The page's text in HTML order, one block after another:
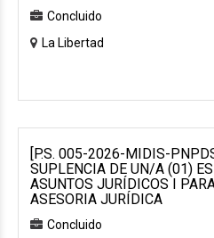
Concluido
La Libertad
[P.S. 005-2026-MIDIS-
SUPLENCIA DE UN/A (01)
ASUNTOS JURÍDICOS I
ASESORIA JURÍDICA
Concluido